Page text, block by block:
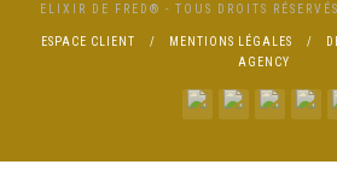
ELIXIR DE FRED® - TOUS DROITS
ESPACE CLIENT MENTIONS LÉGALES
AGENCY